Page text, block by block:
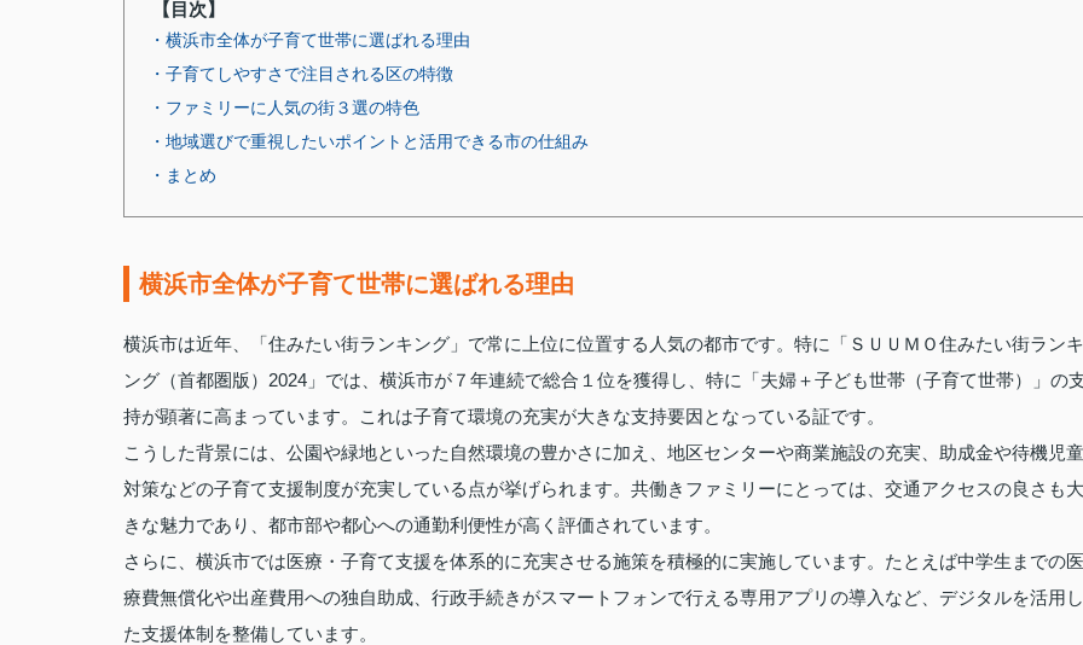
【目次】
・横浜市全体が子育て世帯に選ばれる理由
・子育てしやすさで注目される区の特徴
・ファミリーに人気の街３選の特色
・地域選びで重視したいポイントと活用できる市の仕組み
・まとめ
横浜市全体が子育て世帯に選ばれる理由
横浜市は近年、「住みたい街ランキング」で常に上位に位置する人気の都市です。特に「ＳＵＵＭＯ住みたい街ランキ
ング（首都圏版）2024」では、横浜市が７年連続で総合１位を獲得し、特に「夫婦＋子ども世帯（子育て世帯）」の
持が顕著に高まっています。これは子育て環境の充実が大きな支持要因となっている証です。
こうした背景には、公園や緑地といった自然環境の豊かさに加え、地区センターや商業施設の充実、助成金や待機児童
対策などの子育て支援制度が充実している点が挙げられます。共働きファミリーにとっては、交通アクセスの良さも大
きな魅力であり、都市部や都心への通勤利便性が高く評価されています。
さらに、横浜市では医療・子育て支援を体系的に充実させる施策を積極的に実施しています。たとえば中学生までの医
療費無償化や出産費用への独自助成、行政手続きがスマートフォンで行える専用アプリの導入など、デジタルを活用し
た支援体制を整備しています。